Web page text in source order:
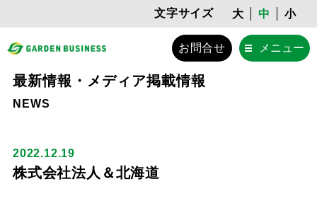
文字サイズ 大 中 小
お問合せ メニュー
最新情報・メディア掲載情報
NEWS
2022.12.19
株式会社法人＆北海道